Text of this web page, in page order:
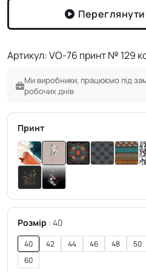
Артикул: VO-76 принт № 129
Ми виробники, працюємо під
робочих днів
Принт
Розмір 40
40 42 44 46 48 50
60